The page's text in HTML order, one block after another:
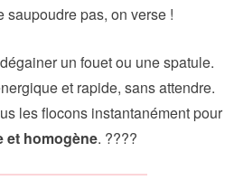
saupoudre pas, on verse !
un fouet ou une spatule.
et rapide, sans attendre.
les flocons instantanément pour
et homogène. ????